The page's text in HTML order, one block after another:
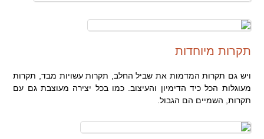
תקרות מיוחדות
ויש גם תקרות המדמות את שביל החלב, תקרות עשויות מבד, תקרות
מעוגלות הכל כיד הדימיון והעיצוב. כמו בכל יצירה מעוצבת גם עם
תקרות, השמיים הם הגבול.